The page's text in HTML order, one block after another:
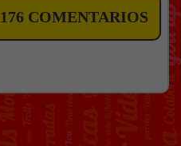
176 COMENTARIOS